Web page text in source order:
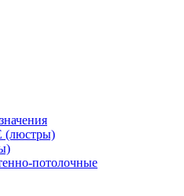
(люстры)
потолочные